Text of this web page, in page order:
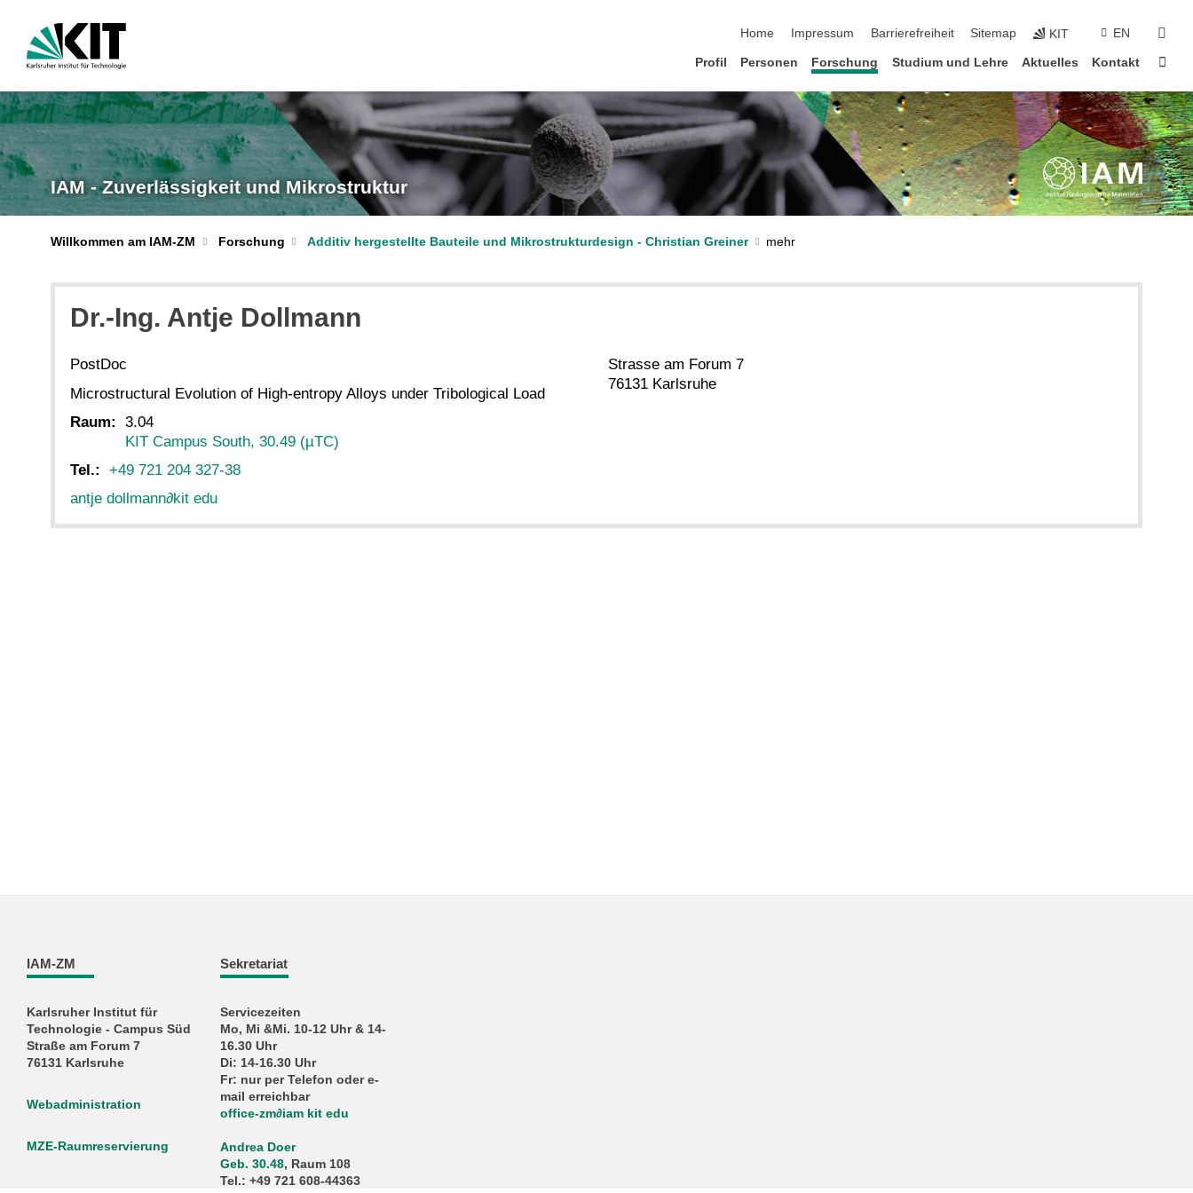
Home
Impressum Barrierefreiheit Sitemap KIT EN
Profil Personen Forschung Studium und Lehre Aktuelles Kontakt
IAM - Zuverlässigkeit und Mikrostruktur
Willkommen am IAM-ZM Forschung Additiv hergestellte Bauteile und Mikrostrukturdesign - Christian Greiner
Dr.-Ing. Antje Dollmann
PostDoc
Microstructural Evolution of High-entropy Alloys under Tribological Load
Raum:
3.04
KIT Campus South, 30.49 (µTC)
Tel.:
+49 721 204 327-38
antje dollmann∂kit edu
Strasse am Forum 7
76131 Karlsruhe
IAM-ZM
Karlsruher Institut für
Technologie - Campus Süd
Straße am Forum 7
76131 Karlsruhe
Webadministration
MZE-Raumreservierung
Sekretariat
Servicezeiten
Mo, Mi &Mi. 10-12 Uhr & 14-
16.30 Uhr
Di: 14-16.30 Uhr
Fr: nur per Telefon oder e-
mail erreichbar
office-zm∂iam kit edu
Andrea Doer
Geb. 30.48, Raum 108
Tel.: +49 721 608-44363